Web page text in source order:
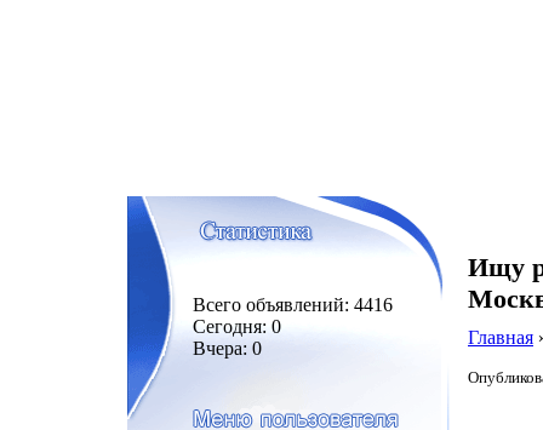
Всего объявлений: 4416
Сегодня: 0
Вчера: 0
Ищу
Главная